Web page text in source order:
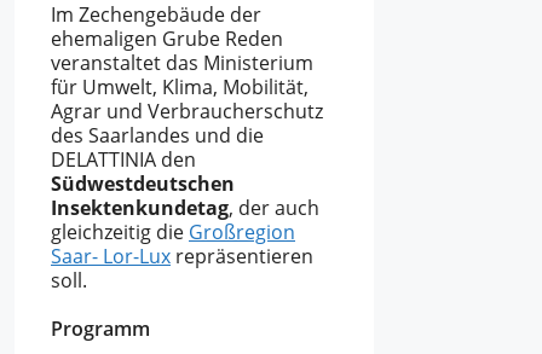
Im Zechengebäude der
ehemaligen Grube Reden
veranstaltet das Ministerium
für Umwelt, Klima, Mobilität,
Agrar und Verbraucherschutz
des Saarlandes und die
DELATTINIA den
Südwestdeutschen
Insektenkundetag, der auch
gleichzeitig die Großregion
Saar- Lor-Lux repräsentieren
soll.
Programm